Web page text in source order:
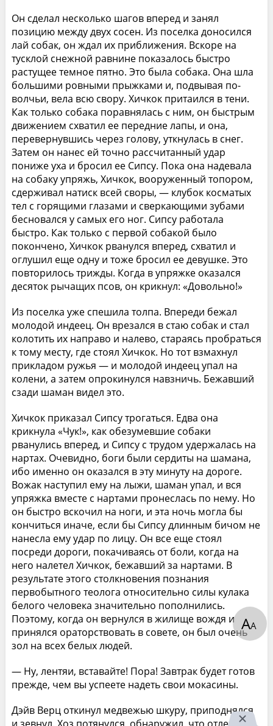
Он сделал несколько шагов вперед и занял
позицию между двух сосен. Из поселка доносился
лай собак, он ждал их приближения. Вскоре на
тусклой снежной равнине показалось быстро
растущее темное пятно. Это была собака. Она шла
большими ровными прыжками и, подвывая по-
волчьи, вела всю свору. Хичкок притаился в тени.
Как только собака поравнялась с ним, он быстрым
движением схватил ее передние лапы, и она,
перевернувшись через голову, уткнулась в снег.
Затем он нанес ей точно рассчитанный удар
пониже уха и бросил ее Сипсу. Пока она надевала
на собаку упряжь, Хичкок, вооруженный топором,
сдерживал натиск всей своры, — клубок косматых
тел с горящими глазами и сверкающими зубами
бесновался у самых его ног. Сипсу работала
быстро. Как только с первой собакой было
покончено, Хичкок рванулся вперед, схватил и
оглушил еще одну и тоже бросил ее девушке. Это
повторилось трижды. Когда в упряжке оказался
десяток рычащих псов, он крикнул: «Довольно!»
Из поселка уже спешила толпа. Впереди бежал
молодой индеец. Он врезался в стаю собак и стал
колотить их направо и налево, стараясь пробраться
к тому месту, где стоял Хичкок. Но тот взмахнул
прикладом ружья — и молодой индеец упал на
колени, а затем опрокинулся навзничь. Бежавший
сзади шаман видел это.
Хичкок приказал Сипсу трогаться. Едва она
крикнула «Чук!», как обезумевшие собаки
рванулись вперед, и Сипсу с трудом удержалась на
нартах. Очевидно, боги были сердиты на шамана,
ибо именно он оказался в эту минуту на дороге.
Вожак наступил ему на лыжи, шаман упал, и вся
упряжка вместе с нартами пронеслась по нему. Но
он быстро вскочил на ноги, и эта ночь могла бы
кончиться иначе, если бы Сипсу длинным бичом не
нанесла ему удар по лицу. Он все еще стоял
посреди дороги, покачиваясь от боли, когда на
него налетел Хичкок, бежавший за нартами. В
результате этого столкновения познания
первобытного теолога относительно силы кулака
белого человека значительно пополнились.
Поэтому, когда он вернулся в жилище вождя и
принялся ораторствовать в совете, он был очень
зол на всех белых людей.
— Ну, лентяи, вставайте! Пора! Завтрак будет готов
прежде, чем вы успеете надеть свои мокасины.
Дэйв Верц откинул медвежью шкуру, приподнялся
АА